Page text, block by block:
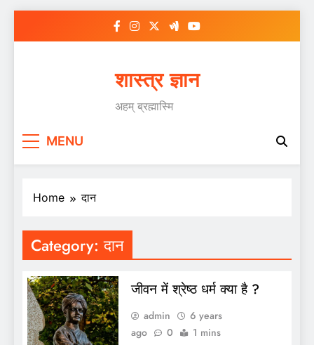
शास्त्र ज्ञान
अहम् ब्रह्मास्मि
MENU
Home दान
Category:दान
जीवन में श्रेष्ठ धर्म क्या है ?
admin
6 years
ago
0 1 mins